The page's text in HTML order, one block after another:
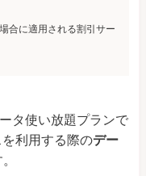
合に適用される割引サー
タ使い放題プランで
利用する際のデー